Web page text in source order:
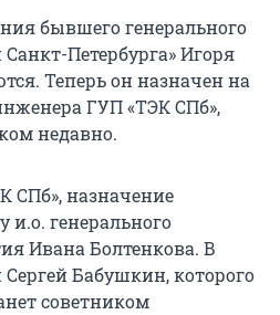
бывшего генерального
Петербурга» Игоря
Теперь он назначен на
ГУП «ТЭК СПб»,
недавно.
СПб», назначение
и.о. генерального
Ивана Болтенкова. В
Сергей Бабушкин, которого
советником